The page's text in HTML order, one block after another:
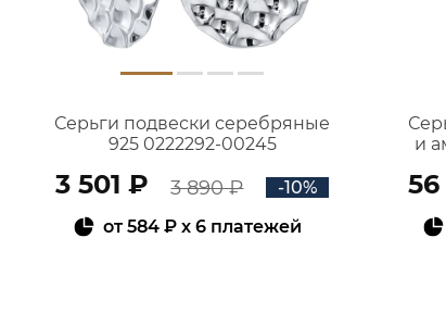
Серьги подвески серебряные
925 0222292-00245
3 501 ₽ 3 890 ₽
-10%
от584 ₽ x 6 платежей
и